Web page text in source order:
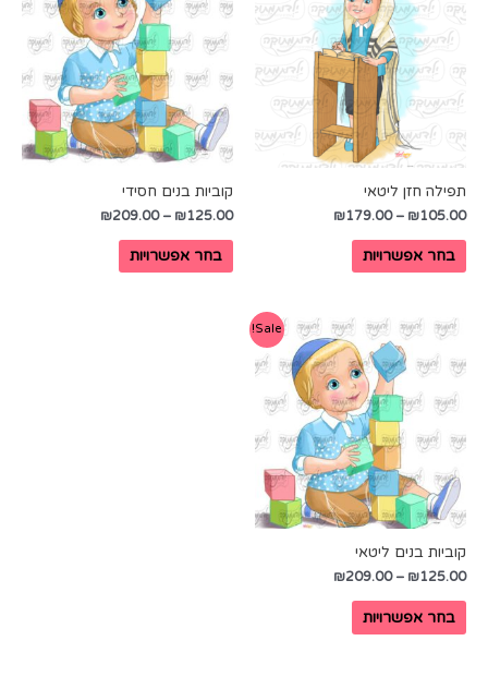
תפילה חזן ליטאי
₪105.00
–
₪179.00
בחר אפשרויות
קוביות בנים חסידי
₪125.00
–
₪209.00
בחר אפשרויות
Sale!
קוביות בנים ליטאי
₪125.00
–
₪209.00
בחר אפשרויות